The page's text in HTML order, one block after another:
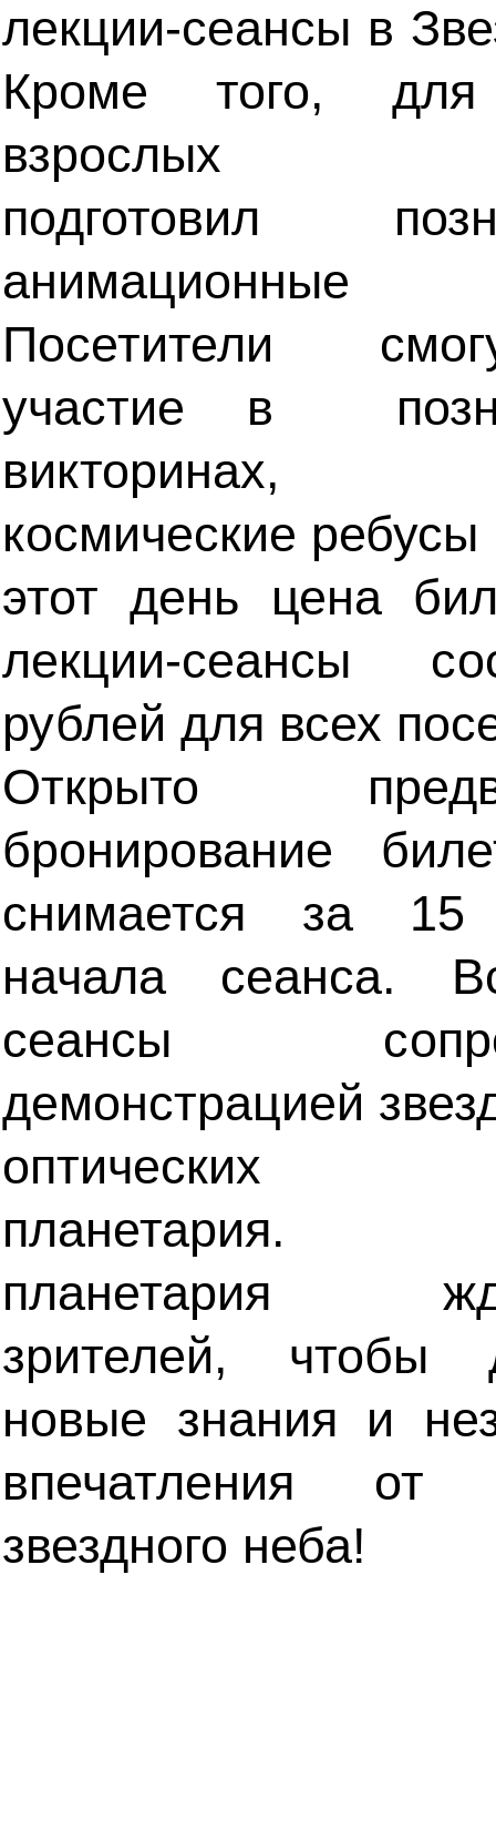
лекции-сеансы в
Кроме того,
взрослых
подготовил
Посетители
участие в
викторинах,
космические ребусы
этот день цена
лекции-сеансы
рублей для всех
Открыто
бронирование
снимается за
начала сеанса.
сеансы
демонстрацией
оптических
планетария.
планетария
зрителей, чтобы
новые знания и
впечатления от
звездного неба!